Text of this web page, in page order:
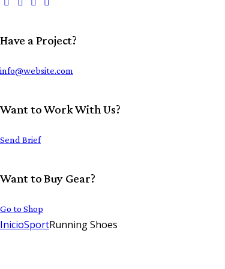
Have a Project?
info@website.com
Want to Work With Us?
Send Brief
Want to Buy Gear?
Go to Shop
InicioSportRunning Shoes